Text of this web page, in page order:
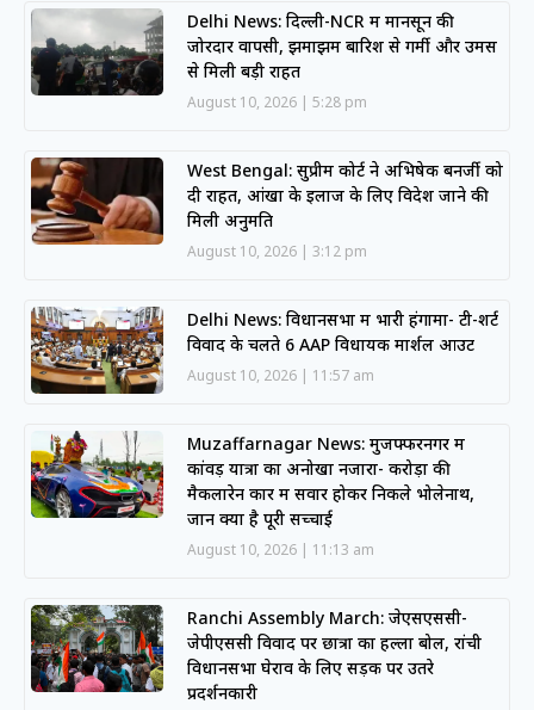
Delhi News: दिल्ली-NCR में मानसून की
जोरदार वापसी, झमाझम बारिश से गर्मी और उमस
से मिली बड़ी राहत
August 10, 2026 5:28 pm
West Bengal: सुप्रीम कोर्ट ने अभिषेक बनर्जी को
दी राहत, आंखों के इलाज के लिए विदेश जाने की
मिली अनुमति
August 10, 2026 3:12 pm
Delhi News: विधानसभा में भारी हंगामा- टी-शर्ट
विवाद के चलते 6 AAP विधायक मार्शल आउट
August 10, 2026 11:57 am
Muzaffarnagar News: मुजफ्फरनगर में
कांवड़ यात्रा का अनोखा नजारा- करोड़ों की
मैकलारेन कार में सवार होकर निकले भोलेनाथ,
जानें क्या है पूरी सच्चाई
August 10, 2026 11:13 am
Ranchi Assembly March: जेएसएससी-
जेपीएससी विवाद पर छात्रों का हल्ला बोल, रांची
विधानसभा घेराव के लिए सड़क पर उतरे
प्रदर्शनकारी